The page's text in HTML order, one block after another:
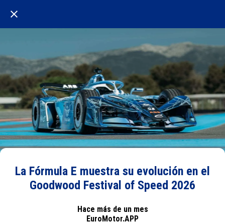
La Fórmula E muestra su evolución en el
Goodwood Festival of Speed 2026
Hace más de un mes
EuroMotor.APP